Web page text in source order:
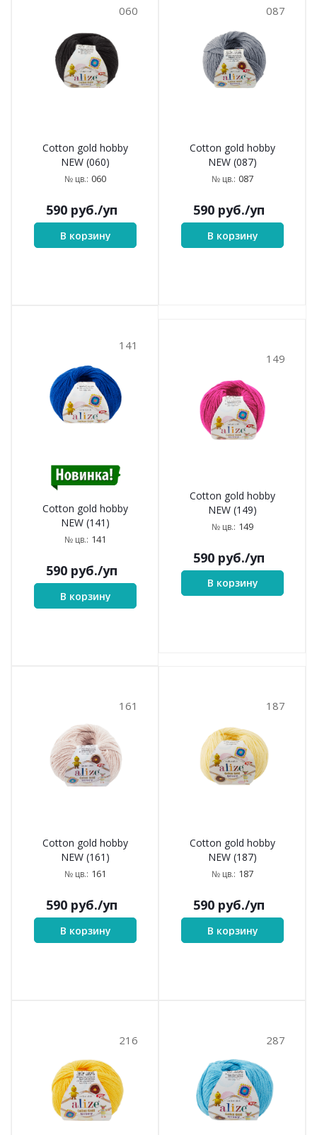
060
Cotton gold hobby
NEW (060)
№ цв.: 060
590 руб./уп
В корзину
087
Cotton gold hobby
NEW (087)
№ цв.: 087
590 руб./уп
В корзину
141
Cotton gold hobby
NEW (141)
№ цв.: 141
590 руб./уп
В корзину
149
Cotton gold hobby
NEW (149)
№ цв.: 149
590 руб./уп
В корзину
161
Cotton gold hobby
NEW (161)
№ цв.: 161
590 руб./уп
В корзину
187
Cotton gold hobby
NEW (187)
№ цв.: 187
590 руб./уп
В корзину
216 287